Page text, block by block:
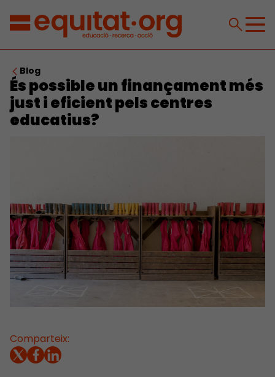
Blog
És possible un finançament més
just i eficient pels centres
educatius?
Comparteix: